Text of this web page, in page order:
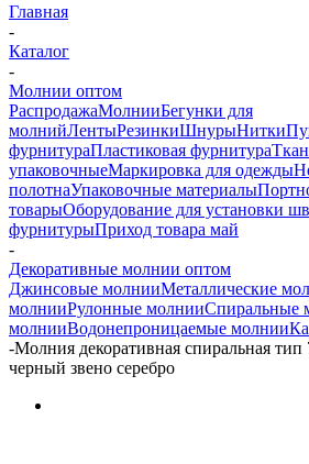
Главная
-
Каталог
-
Молнии оптом
РаспродажаМолнииБегунки для
молнийЛентыРезинкиШнурыНитки
фурнитураПластиковая фурнитура
упаковочныеМаркировка для одежды
полотнаУпаковочные материалы
товарыОборудование для установки
фурнитурыПриход товара май
-
Декоративные молнии оптом
Джинсовые молнииМеталлические
молнииРулонные молнииСпиральные
молнииВодонепроницаемые молнии
-Молния декоративная спиральная тип
черный звено серебро